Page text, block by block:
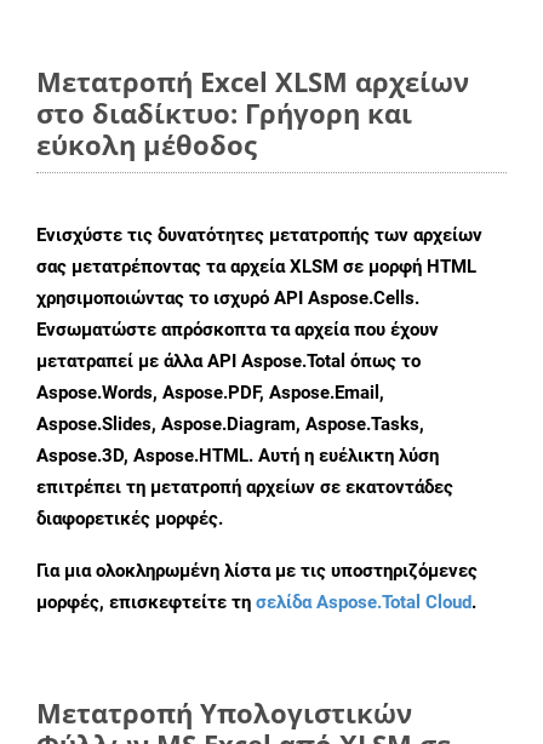
Μετατροπή Excel XLSM αρχείων
στο διαδίκτυο: Γρήγορη και
εύκολη μέθοδος
Ενισχύστε τις δυνατότητες μετατροπής των αρχείων
σας μετατρέποντας τα αρχεία XLSM σε μορφή HTML
χρησιμοποιώντας το ισχυρό API Aspose.Cells.
Ενσωματώστε απρόσκοπτα τα αρχεία που έχουν
μετατραπεί με άλλα API Aspose.Total όπως το
Aspose.Words, Aspose.PDF, Aspose.Email,
Aspose.Slides, Aspose.Diagram, Aspose.Tasks,
Aspose.3D, Aspose.HTML. Αυτή η ευέλικτη λύση
επιτρέπει τη μετατροπή αρχείων σε εκατοντάδες
διαφορετικές μορφές.
Για μια ολοκληρωμένη λίστα με τις υποστηριζόμενες
μορφές, επισκεφτείτε τη σελίδα Aspose.Total Cloud.
Μετατροπή Υπολογιστικών